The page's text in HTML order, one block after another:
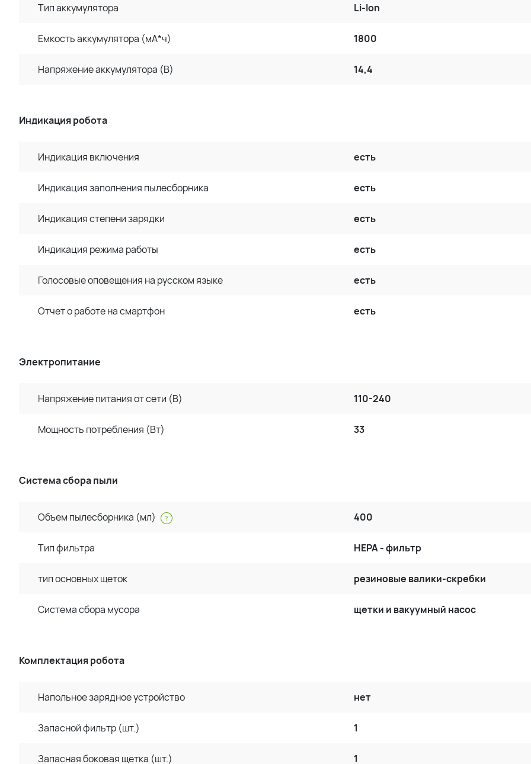
Тип аккумулятора Li-Ion
Емкость аккумулятора (мА*ч) 1800
Напряжение аккумулятора (В) 14,4
Индикация робота
Индикация включения есть
Индикация заполнения пылесборника есть
Индикация степени зарядки есть
Индикация режима работы есть
Голосовые оповещения на русском языке есть
Отчет о работе на смартфон есть
Электропитание
Напряжение питания от сети (В) 110-240
Мощность потребления (Вт) 33
Система сбора пыли
Объем пылесборника (мл) ? 400
Тип фильтра HEPA - фильтр
тип основных щеток резиновые валики-скребки
Система сбора мусора щетки и вакуумный насос
Комплектация робота
Напольное зарядное устройство нет
Запасной фильтр (шт.) 1
Запасная боковая щетка (шт.) 1